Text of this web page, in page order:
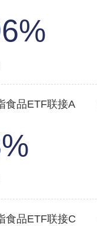
食品ETF联接A
食品ETF联接C